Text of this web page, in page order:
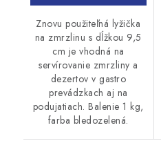
Znovu použiteľná lyžička
na zmrzlinu s dĺžkou 9,5
cm je vhodná na
servírovanie zmrzliny a
dezertov v gastro
prevádzkach aj na
podujatiach. Balenie 1 kg,
farba bledozelená.